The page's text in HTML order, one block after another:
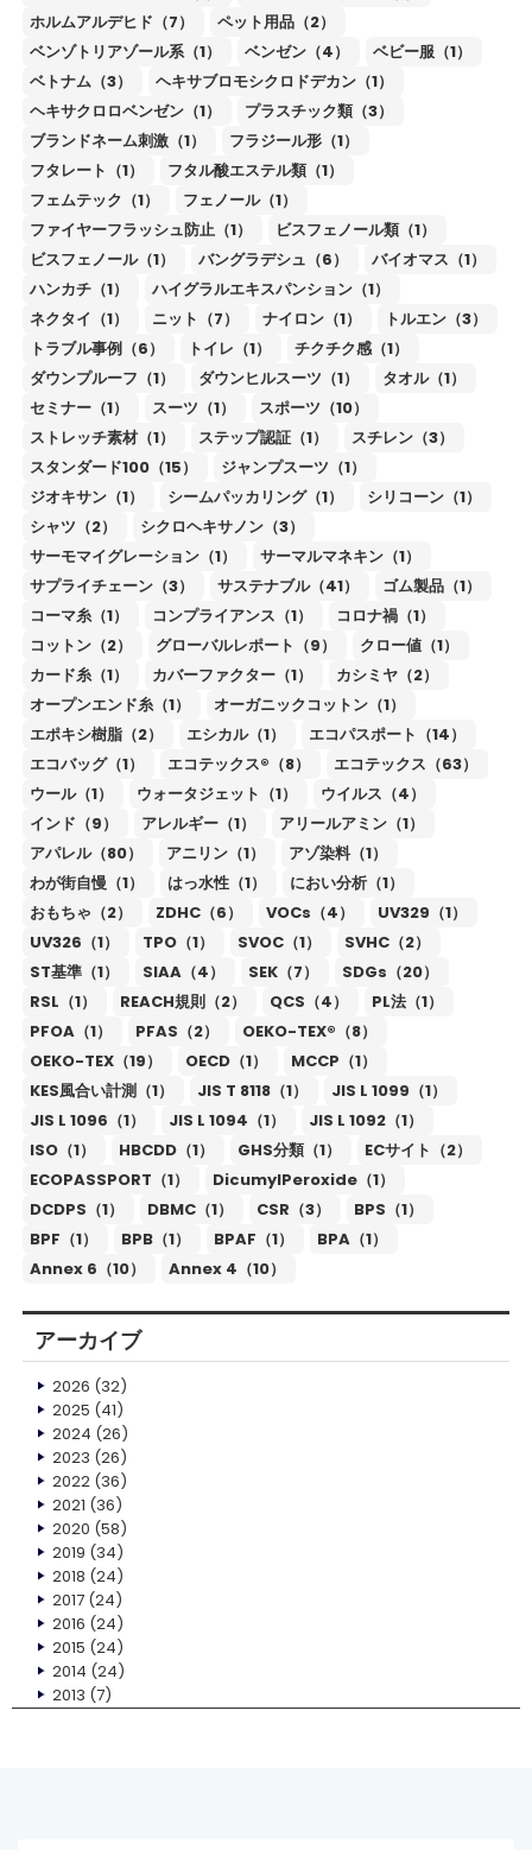
ホルムアルデヒド（7）
ペット用品（2）
ベンゾトリアゾール系（1）
ベンゼン（4）
ベビー服（1）
ベトナム（3）
ヘキサブロモシクロドデカン（1）
ヘキサクロロベンゼン（1）
プラスチック類（3）
ブランドネーム刺激（1）
フラジール形（1）
フタレート（1）
フタル酸エステル類（1）
フェムテック（1）
フェノール（1）
ファイヤーフラッシュ防止（1）
ビスフェノール類（1）
ビスフェノール（1）
バングラデシュ（6）
バイオマス（1）
ハンカチ（1）
ハイグラルエキスパンション（1）
ネクタイ（1）
ニット（7） ナイロン（1）
トルエン（3）
トラブル事例（6）
トイレ（1）
チクチク感（1）
ダウンプルーフ（1）
ダウンヒルスーツ（1）
タオル（1）
セミナー（1）
スーツ（1）
スポーツ（10）
ストレッチ素材（1）
ステップ認証（1）
スチレン（3）
スタンダード100（15）
ジャンプスーツ（1）
ジオキサン（1）
シームパッカリング（1）
シリコーン（1）
シャツ（2）
シクロヘキサノン（3）
サーモマイグレーション（1）
サーマルマネキン（1）
サプライチェーン（3）
サステナブル（41）
ゴム製品（1）
コーマ糸（1）
コンプライアンス（1）
コロナ禍（1）
コットン（2）
グローバルレポート（9）
クロー値（1）
カード糸（1）
カバーファクター（1）
カシミヤ（2）
オープンエンド糸（1）
オーガニックコットン（1）
エポキシ樹脂（2）
エシカル（1）
エコパスポート（14）
エコバッグ（1）
エコテックス®（8）
エコテックス（63）
ウール（1）
ウォータジェット（1）
ウイルス（4）
インド（9）
アレルギー（1）
アリールアミン（1）
アパレル（80）
アニリン（1）
アゾ染料（1）
わが街自慢（1）
はっ水性（1）
におい分析（1）
おもちゃ（2）
ZDHC（6） VOCs（4）
UV329（1）
UV326（1）
TPO（1） SVOC（1）
SVHC（2）
ST基準（1）
SIAA（4） SEK（7）
SDGs（20）
RSL（1）
REACH規則（2） QCS（4）
PL法（1）
PFOA（1）
PFAS（2）
OEKO-TEX®（8）
OEKO-TEX（19）
OECD（1）
MCCP（1）
KES風合い計測（1）
JIS T 8118（1）
JIS L 1099（1）
JIS L 1096（1）
JIS L 1094（1）
JIS L 1092（1）
ISO（1）
HBCDD（1） GHS分類（1）
ECサイト（2）
ECOPASSPORT（1）
DicumylPeroxide（1）
DCDPS（1）
DBMC（1） CSR（3）
BPS（1）
BPF（1）
BPB（1） BPAF（1）
BPA（1）
Annex 6（10）
Annex 4（10）
アーカイブ
2026 (32)
2025 (41)
2024 (26)
2023 (26)
2022(36)
2021 (36)
2020 (58)
2019 (34)
2018 (24)
2017(24)
2016 (24)
2015 (24)
2014 (24)
2013 (7)